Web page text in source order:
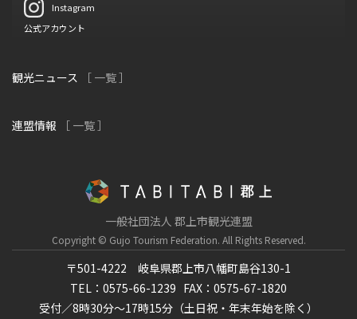
Instagram
公式アカウント
観光ニュース ［ 一覧 ］
連盟情報 ［ 一覧 ］
一般社団法人 郡上市観光連盟
Copyright © Gujo Tourism Federation. All Rights Reserved.
〒501-4222 岐阜県郡上市八幡町島谷130-1
TEL：0575-66-1239 FAX：0575-67-1820
受付／8時30分～17時15分（土日祝・年末年始を除く）